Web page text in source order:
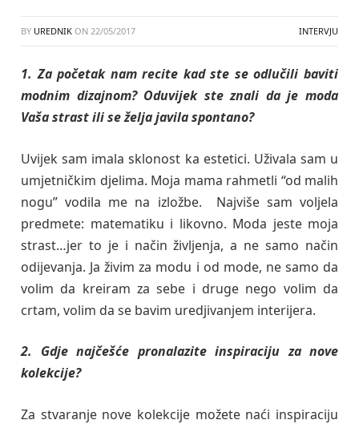
BY UREDNIK ON 22/05/2017 INTERVJU
1. Za početak nam recite kad ste se odlučili baviti
modnim dizajnom? Oduvijek ste znali da je moda
Vaša strast ili se želja javila spontano?
Uvijek sam imala sklonost ka estetici. Uživala sam u
umjetničkim djelima. Moja mama rahmetli “od malih
nogu” vodila me na izložbe. Najviše sam voljela
predmete: matematiku i likovno. Moda jeste moja
strast…jer to je i način življenja, a ne samo način
odijevanja. Ja živim za modu i od mode, ne samo da
volim da kreiram za sebe i druge nego volim da
crtam, volim da se bavim uredjivanjem interijera.
2. Gdje najčešće pronalazite inspiraciju za nove
kolekcije?
Za stvaranje nove kolekcije možete naći inspiraciju